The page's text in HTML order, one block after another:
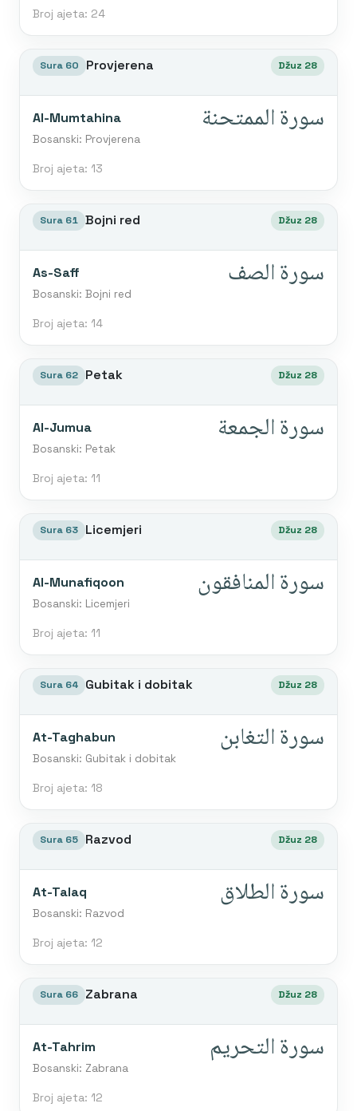
Broj ajeta: 24
Sura 60 Provjerena Džuz 28
Al-Mumtahina
Bosanski: Provjerena
سورة الممتحنة
Broj ajeta: 13
Sura 61 Bojni red Džuz 28
As-Saff
Bosanski: Bojni red
سورة الصف
Broj ajeta: 14
Sura 62 Petak Džuz 28
Al-Jumua
Bosanski: Petak
سورة الجمعة
Broj ajeta: 11
Sura 63 Licemjeri Džuz 28
Al-Munafiqoon
Bosanski: Licemjeri
سورة المنافقون
Broj ajeta: 11
Sura 64 Gubitak i dobitak Džuz 28
At-Taghabun
Bosanski: Gubitak i dobitak
سورة التغابن
Broj ajeta: 18
Sura 65 Razvod Džuz 28
At-Talaq
Bosanski: Razvod
سورة الطلاق
Broj ajeta: 12
Sura 66 Zabrana Džuz 28
At-Tahrim
Bosanski: Zabrana
سورة التحريم
Broj ajeta: 12